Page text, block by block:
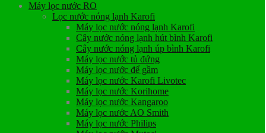
Máy lọc nước RO
Lọc nước nóng lạnh Karofi
Máy lọc nước nóng lạnh Karofi
Cây nước nóng lạnh hút bình Karofi
Cây nước nóng lạnh úp bình Karofi
Máy lọc nước tủ đứng
Máy lọc nước để gầm
Máy lọc nước Karofi Livotec
Máy lọc nước Korihome
Máy lọc nước Kangaroo
Máy lọc nước AO Smith
Máy lọc nước Philips